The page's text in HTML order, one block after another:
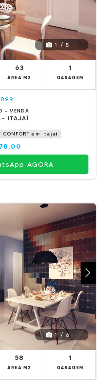
1 / 5
63
ÁREA M2
1
GARAGEM
- VENDA
- ITAJAÍ
CONFORT em Itajaí
AGORA
1 / 6
58
ÁREA M2
1
GARAGEM